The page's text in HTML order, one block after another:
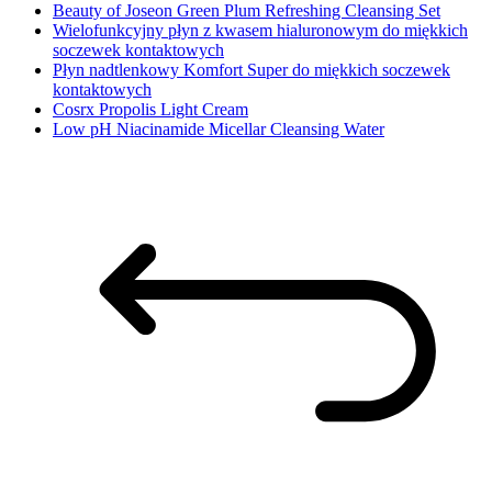
Beauty of Joseon Green Plum Refreshing Cleansing Set
Wielofunkcyjny płyn z kwasem hialuronowym do miękkich
soczewek kontaktowych
Płyn nadtlenkowy Komfort Super do miękkich soczewek
kontaktowych
Cosrx Propolis Light Cream
Low pH Niacinamide Micellar Cleansing Water